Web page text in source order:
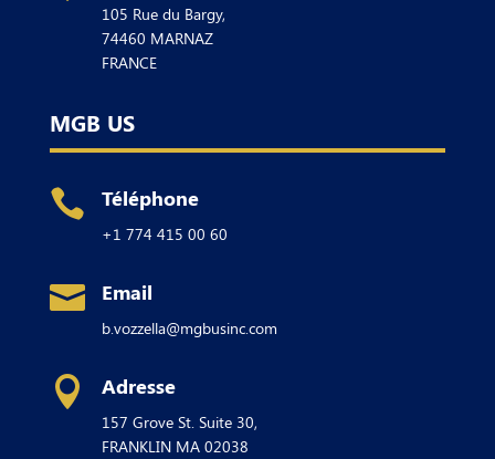
105 Rue du Bargy,
74460 MARNAZ
FRANCE
MGB US
 Téléphone
+1 774 415 00 60
 Email
b.vozzella@mgbusinc.com
 Adresse
157 Grove St. Suite 30,
FRANKLIN MA 02038